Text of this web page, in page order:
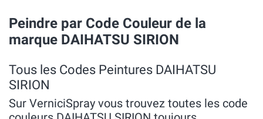
Peindre par Code Couleur de la
marque DAIHATSU SIRION
Tous les Codes Peintures DAIHATSU
SIRION
Sur VerniciSpray vous trouvez toutes les code